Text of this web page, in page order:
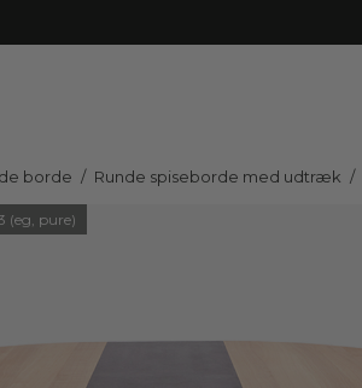
borde / Runde spiseborde med udtræk /
(eg, pure)